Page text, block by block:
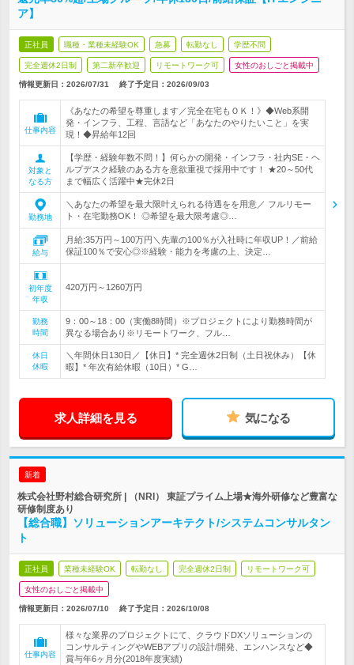
ア】
正社員 職種・業種未経験OK 急募 転勤なし 学歴不問
完全週休2日制 第二新卒歓迎 リモートワーク可 女性のおしごと掲載中
情報更新日：2026/07/31 終了予定日： 2026/09/03
仕事内容
《あなたの希望を尊重します／完全在宅もＯＫ！》◆Web系開
発・インフラ、工程、言語など「あなたのやりたいこと」を実
現！◆昇給年12回
対象と
なる方
【学歴・経験年数不問！】何らかの開発・インフラ・社内SE・ヘ
ルプデスク経験のある方を意欲重視で採用中です！ ★20～50代
まで幅広く活躍中★完休2日
勤務地
＼あなたの希望を最大限叶えられる待遇をを用意／ フルリモー
ト・在宅勤務OK！ ◎希望を最大限考慮◎…
給与
月給:35万円～100万円＼先輩の100％が入社時に年収UP！／前給
保証100％で安心◎※経験・能力を考慮の上、決定…
初年度
年収
420万円～1260万円
勤務
時間
9：00～18：00（実働8時間）※プロジェクトにより勤務時間が
異なる場合あり※リモートワーク、フル…
休日
休暇
＼年間休日130日／【休日】* 完全週休2日制（土日祝休み）【休
暇】* 年次有給休暇（10日）* G…
求人詳細を見る 気になる
新着
株式会社野村総合研究所 | （NRI） 東証プライム上場★海外研修など豊富な
研修制度あり
【総合職】ソリューションアーキテクト/システムコンサルタン
ト
正社員 業種未経験OK 転勤なし 完全週休2日制 リモートワーク可
女性のおしごと掲載中
情報更新日：2026/07/10 終了予定日： 2026/10/08
仕事内容
様々な業界のプロジェクトにて、クラウドDXソリューションの
コンサルティングやWEBアプリの設計/開発、エンハンスなど◆
賞与年6ヶ月分(2018年度実績)